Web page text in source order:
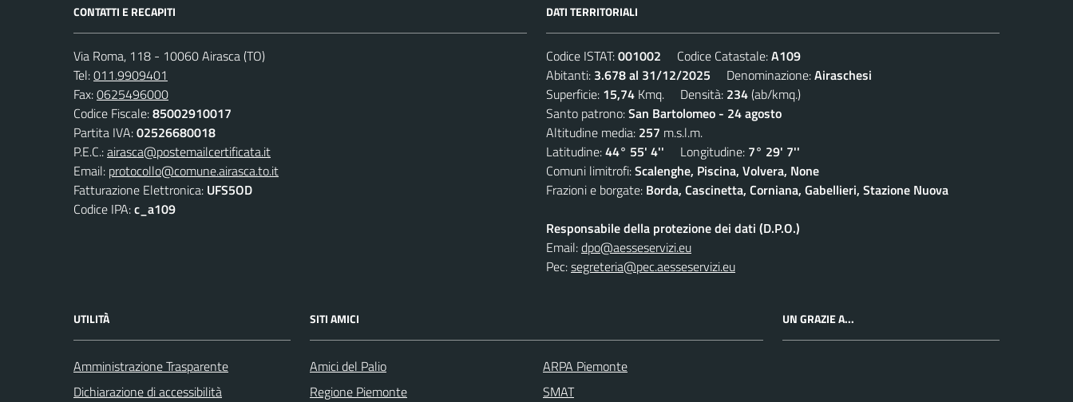
CONTATTI E RECAPITI
Via Roma, 118 - 10060 Airasca (TO)
Tel:011.9909401
Fax:0625496000
Codice Fiscale:85002910017
Partita IVA:02526680018
P.E.C.:airasca@postemailcertificata.it
Email: protocollo@comune.airasca.to.it
Fatturazione Elettronica: UFS5OD
Codice IPA:c_a109
DATI TERRITORIALI
Codice ISTAT:001002 Codice Catastale:A109
Abitanti: 3.678 al 31/12/2025 Denominazione:Airaschesi
Superficie: 15,74 Kmq. Densità: 234(ab/kmq.)
Santo patrono:San Bartolomeo - 24 agosto
Altitudine media: 257 m.s.l.m.
Latitudine:44° 55' 4'' Longitudine: 7° 29' 7''
Comuni limitrofi:Scalenghe, Piscina, Volvera, None
Frazioni e borgate: Borda, Cascinetta, Corniana, Gabellieri, Stazione Nuova
Responsabile della protezione dei dati (D.P.O.)
Email:dpo@aesseservizi.eu
Pec:segreteria@pec.aesseservizi.eu
UTILITÀ
Amministrazione Trasparente
Dichiarazione di accessibilità
SITI AMICI
Amici del Palio
Regione Piemonte
ARPA Piemonte
SMAT
UN GRAZIE A...